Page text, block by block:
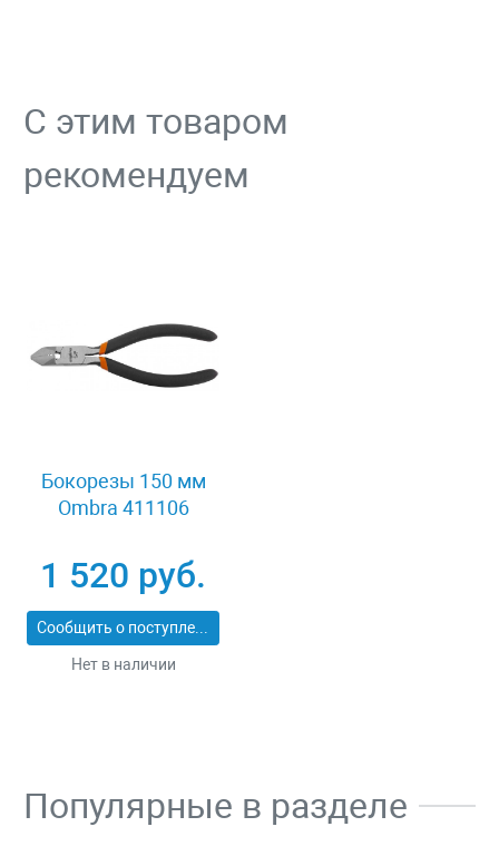
С этим товаром
рекомендуем
Бокорезы 150 мм
Ombra 411106
1 520 руб.
Сообщить о поступлении
Нет в наличии
Популярные в разделе